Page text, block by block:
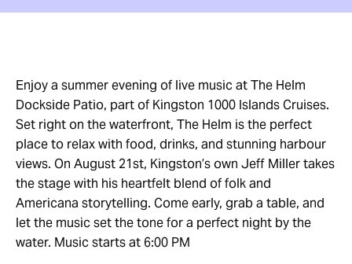
Enjoy a summer evening of live music at The Helm
Dockside Patio, part of Kingston 1000 Islands Cruises.
Set right on the waterfront, The Helm is the perfect
place to relax with food, drinks, and stunning harbour
views. On August 21st, Kingston’s own Jeff Miller takes
the stage with his heartfelt blend of folk and
Americana storytelling. Come early, grab a table, and
let the music set the tone for a perfect night by the
water. Music starts at 6:00 PM